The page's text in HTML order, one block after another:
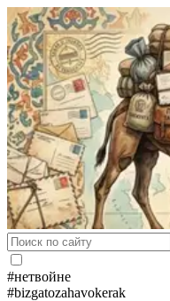
#нетвойне
#bizgatozahavokerak